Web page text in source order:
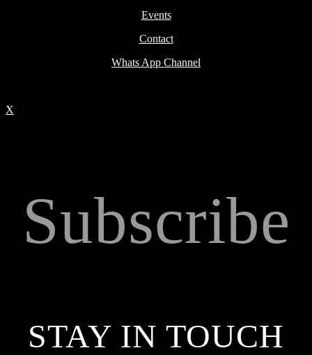
Events
Contact
Whats App Channel
X
Subscribe
STAY IN TOUCH